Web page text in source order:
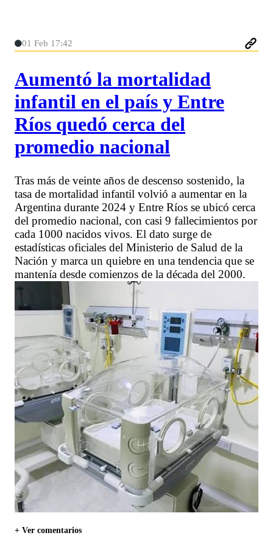
01 Feb 17:42
Aumentó la mortalidad
infantil en el país y Entre
Ríos quedó cerca del
promedio nacional
Tras más de veinte años de descenso sostenido, la
tasa de mortalidad infantil volvió a aumentar en la
Argentina durante 2024 y Entre Ríos se ubicó cerca
del promedio nacional, con casi 9 fallecimientos por
cada 1000 nacidos vivos. El dato surge de
estadísticas oficiales del Ministerio de Salud de la
Nación y marca un quiebre en una tendencia que se
mantenía desde comienzos de la década del 2000.
+ Ver comentarios